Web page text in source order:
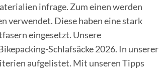
infrage. Zum einen werden
verwendet. Diese haben eine stark
eingesetzt. Unsere
Schlafsäcke 2026. In unserer
aufgelistet. Mit unseren Tipps